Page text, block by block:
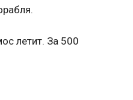
летит. За 500